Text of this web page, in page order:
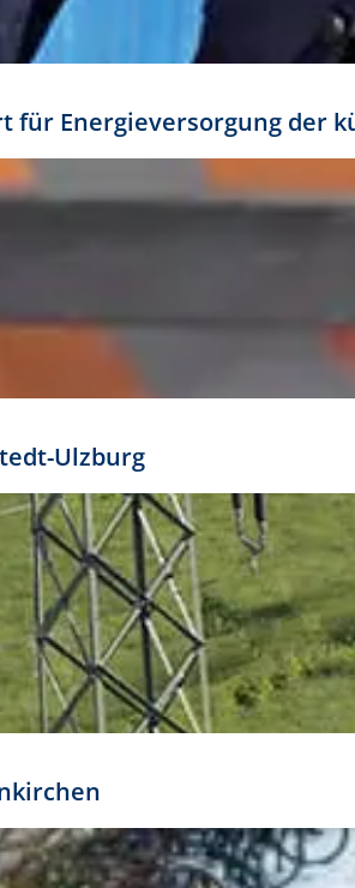
Daraus ergeben sich für
Layout:
oder kleiner gesetzt werden.
für Energieversorgung der
Ulzburg